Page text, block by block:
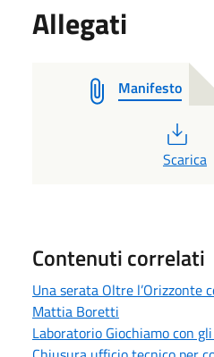
Allegati
Manifesto
PDF
Scarica
Contenuti correlati
Una serata Oltre l’Orizzonte
Mattia Boretti
Laboratorio Giochiamo con